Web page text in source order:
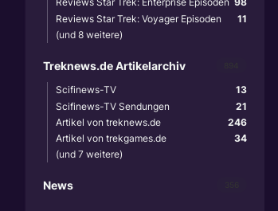
11
Reviews Star Trek: Voyager Episoden
(und 8 weitere)
Treknews.de Artikelarchiv
13
Scifinews-TV
21
Scifinews-TV Sendungen
246
Artikel von treknews.de
34
Artikel von trekgames.de
(und 7 weitere)
News